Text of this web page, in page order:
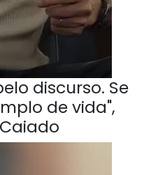
discurso. Se
de vida",